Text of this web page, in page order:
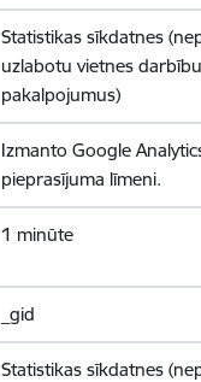
Statistikas sīkdatnes
uzlabotu vietnes
pakalpojumus)
Izmanto Google
pieprasījuma līmeni.
1 minūte
_gid
Statistikas sīkdatnes